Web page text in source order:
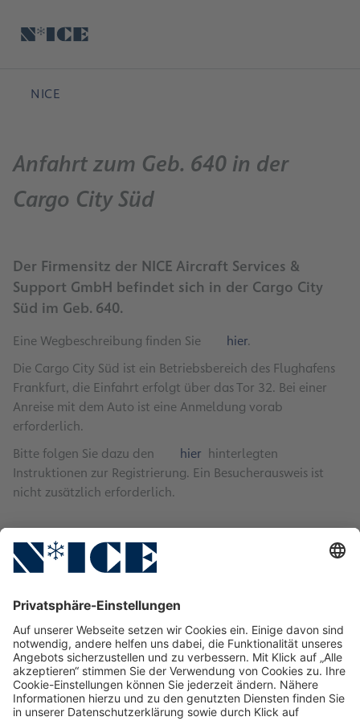
Startseite
NICE
Anfahrt zum Geb. 640 in der
Cargo City Süd
Der Firmensitz der NICE Aircraft Services &
Support GmbH befindet sich in der Cargo City
Süd im Geb. 640.
Eine Wegbeschreibung finden Sie hier.
Die Cargo City Süd ist ein Betriebsbereich des Flughafens
Frankfurt, die Einfahrt erfolgt über das Tor 32. Bei einer
Anreise mit dem Auto ist eine Anmeldung vorab
erforderlich.
Bitte folgen Sie dazu den
hier hinterlegten
Instruktionen zur Registrierung. Ein Besucherausweis ist
nicht zusätzlich erforderlich.
Sites
Service